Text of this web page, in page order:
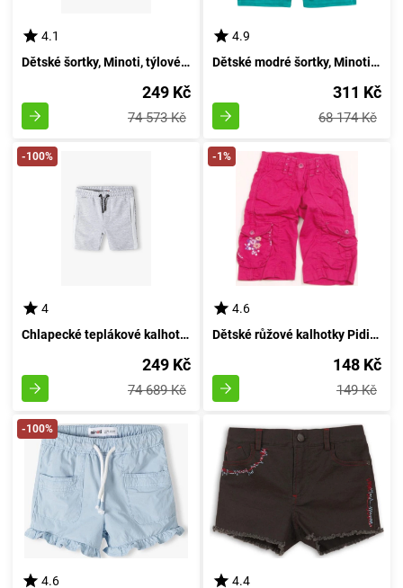
4.1
Dětské šortky, Minoti, týlové 7, Dívčí - velikost 98/104 | pro věk 3/4 let
249 Kč
74 573 Kč
4.9
Dětské modré šortky, Minoti, Virtual 5, velikost 98/104 | 3/4 let
311 Kč
68 174 Kč
-100%
4
Chlapecké teplákové kalhoty, Minoti, 13fleece 14, Kluk - 98/104 | 3/4let
249 Kč
74 689 Kč
-1%
4.6
Dětské růžové kalhotky Pidilidi pro dívky, velikost 98/104, vhodné pro věk 3-4 let
148 Kč
149 Kč
-100%
4.6
4.4